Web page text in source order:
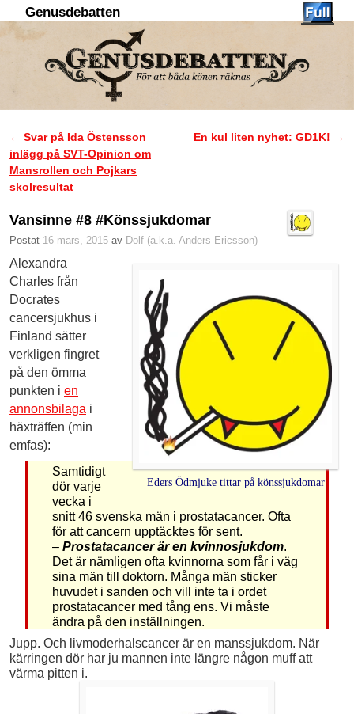
Genusdebatten
Inläggsnavigering
← Svar på Ida Östensson
inlägg på SVT-Opinion om
Mansrollen och Pojkars
skolresultat
En kul liten nyhet: GD1K! →
Vansinne #8 #Könssjukdomar
Postat 16 mars, 2015 av Dolf (a.k.a. Anders Ericsson)
Eders Ödmjuke tittar på könssjukdomar
Alexandra
Charles från
Docrates
cancersjukhus i
Finland sätter
verkligen fingret
på den ömma
punkten i en
annonsbilaga i
häxträffen (min
emfas):
Samtidigt
dör varje
vecka i
snitt 46 svenska män i prostatacancer. Ofta
för att cancern upptäcktes för sent.
– Prostatacancer är en kvinnosjukdom.
Det är nämligen ofta kvinnorna som får i väg
sina män till doktorn. Många män sticker
huvudet i sanden och vill inte ta i ordet
prostatacancer med tång ens. Vi måste
ändra på den inställningen.
Jupp. Och livmoderhalscancer är en manssjukdom. När
kärringen dör har ju mannen inte längre någon muff att
värma pitten i.